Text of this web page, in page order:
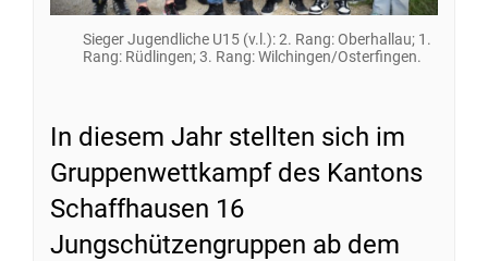
Sieger Jugendliche U15 (v.l.): 2. Rang: Oberhallau; 1.
Rang: Rüdlingen; 3. Rang: Wilchingen/Osterfingen.
In diesem Jahr stellten sich im
Gruppenwettkampf des Kantons
Schaffhausen 16
Jungschützengruppen ab dem